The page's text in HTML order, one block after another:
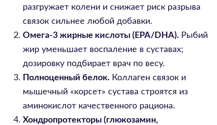
разгружает колени и снижает риск разрыва
связок сильнее любой добавки.
Омега-3 жирные кислоты (EPA/DHA). Рыбий
жир уменьшает воспаление в суставах;
дозировку подбирает врач по весу.
Полноценный белок. Коллаген связок и
мышечный «корсет» сустава строятся из
аминокислот качественного рациона.
Хондропротекторы (глюкозамин,